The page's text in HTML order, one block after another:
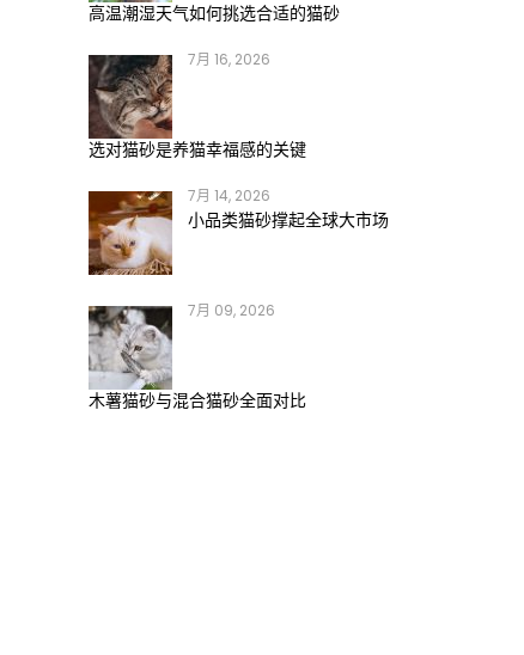
高温潮湿天气如何挑选合适的猫砂
7月 16, 2026
选对猫砂是养猫幸福感的关键
7月 14, 2026
小品类猫砂撑起全球大市场
7月 09, 2026
木薯猫砂与混合猫砂全面对比